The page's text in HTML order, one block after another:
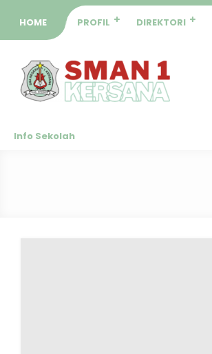
HOME PROFIL DIREKTORI
Info Sekolah